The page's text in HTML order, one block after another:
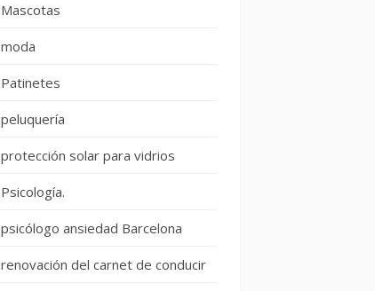
Mascotas
moda
Patinetes
peluquería
protección solar para vidrios
Psicología.
psicólogo ansiedad Barcelona
renovación del carnet de conducir